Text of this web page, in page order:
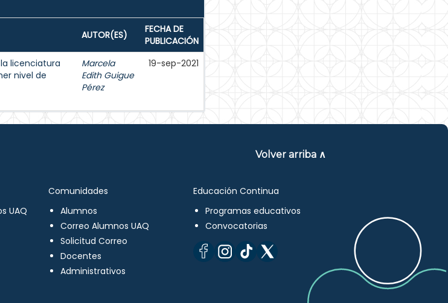
AUTOR(ES)
FECHA DE
PUBLICACIÓN
licenciatura
nivel de
Marcela
Edith Guigue
Pérez
19-sep-2021
Volver arriba ∧
UAQ
Comunidades
Alumnos
Correo Alumnos UAQ
Solicitud Correo
Docentes
Administrativos
Educación Continua
Programas educativos
Convocatorias